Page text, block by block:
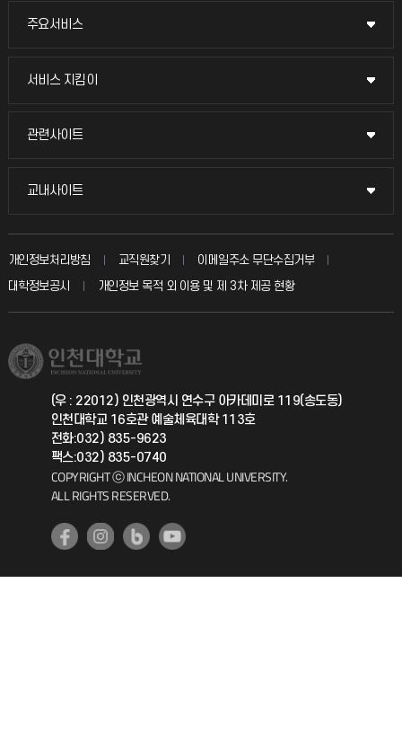
주요서비스
주요서비스
교무회의방송
입학안내
취업정보(학생)
서비스 지킴이
서비스 지킴이
묻고 답하기
칭찬마당
학생서비스 지킴이
관련사이트
관련사이트
국방헬프콜
총동문회
교내사이트
교내사이트
교수회
교육혁신본부
국제지원과
공자아카데미
기초교육원
개인정보처리방침 교직원찾기
이메일주소 무단수집거부
대학정보공시
개인정보 목적 외 이용 및 제 3차 제공 현황
(우 : 22012) 인천광역시 연수구 아카데미로 119(송도동)
인천대학교 16호관 예술체육대학 113호
전화:032) 835-9623
팩스:032) 835-0740
COPYRIGHT ⓒ INCHEON NATIONAL UNIVERSITY.
ALL RIGHTS RESERVED.